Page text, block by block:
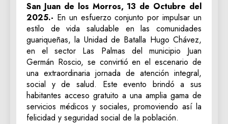
San Juan de los Morros, 13 de Octubre del
2025.- En un esfuerzo conjunto por impulsar un
estilo de vida saludable en las comunidades
guariqueñas, la Unidad de Batalla Hugo Chávez,
en el sector Las Palmas del municipio Juan
Germán Roscio, se convirtió en el escenario de
una extraordinaria jornada de atención integral,
social y de salud. Este evento brindó a sus
habitantes acceso gratuito a una amplia gama de
servicios médicos y sociales, promoviendo así la
felicidad y seguridad social de la población.